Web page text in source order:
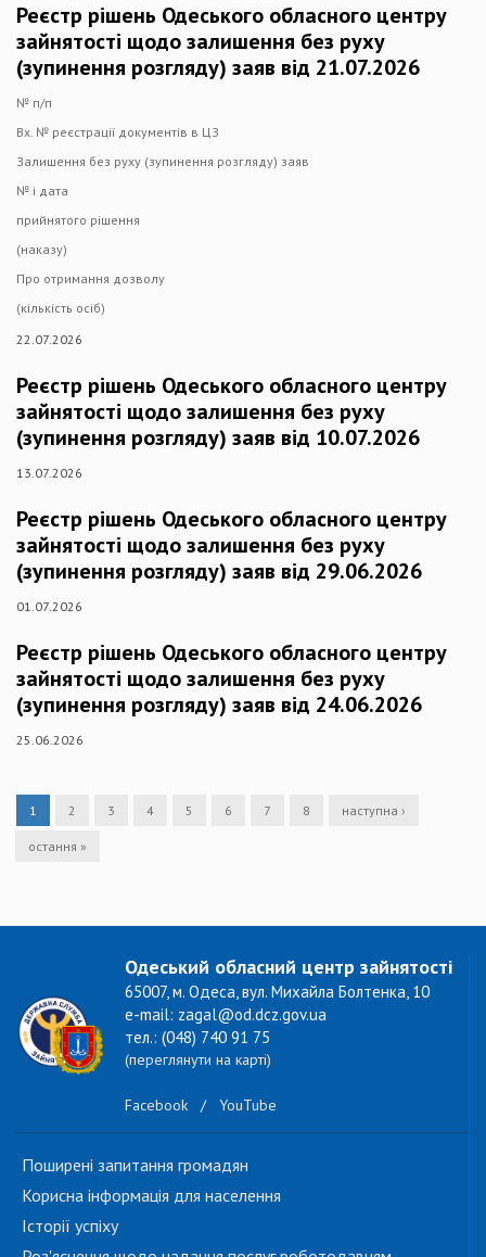
Реєстр рішень Одеського обласного центру
зайнятості щодо залишення без руху
(зупинення розгляду) заяв від 21.07.2026
№ п/п
Вх. № реєстрації документів в ЦЗ
Залишення без руху (зупинення розгляду) заяв
№ і дата
прийнятого рішення
(наказу)
Про отримання дозволу
(кількість осіб)
22.07.2026
Реєстр рішень Одеського обласного центру
зайнятості щодо залишення без руху
(зупинення розгляду) заяв від 10.07.2026
13.07.2026
Реєстр рішень Одеського обласного центру
зайнятості щодо залишення без руху
(зупинення розгляду) заяв від 29.06.2026
01.07.2026
Реєстр рішень Одеського обласного центру
зайнятості щодо залишення без руху
(зупинення розгляду) заяв від 24.06.2026
25.06.2026
1 2 3 4 5 6 7 8 наступна ›
остання »
Одеський обласний центр зайнятості
65007, м. Одеса, вул. Михайла Болтенка, 10
e-mail: zagal@od.dcz.gov.ua
тел.: (048) 740 91 75
(переглянути на карті)
Facebook / YouTube
Поширені запитання громадян
Корисна інформація для населення
Історії успіху